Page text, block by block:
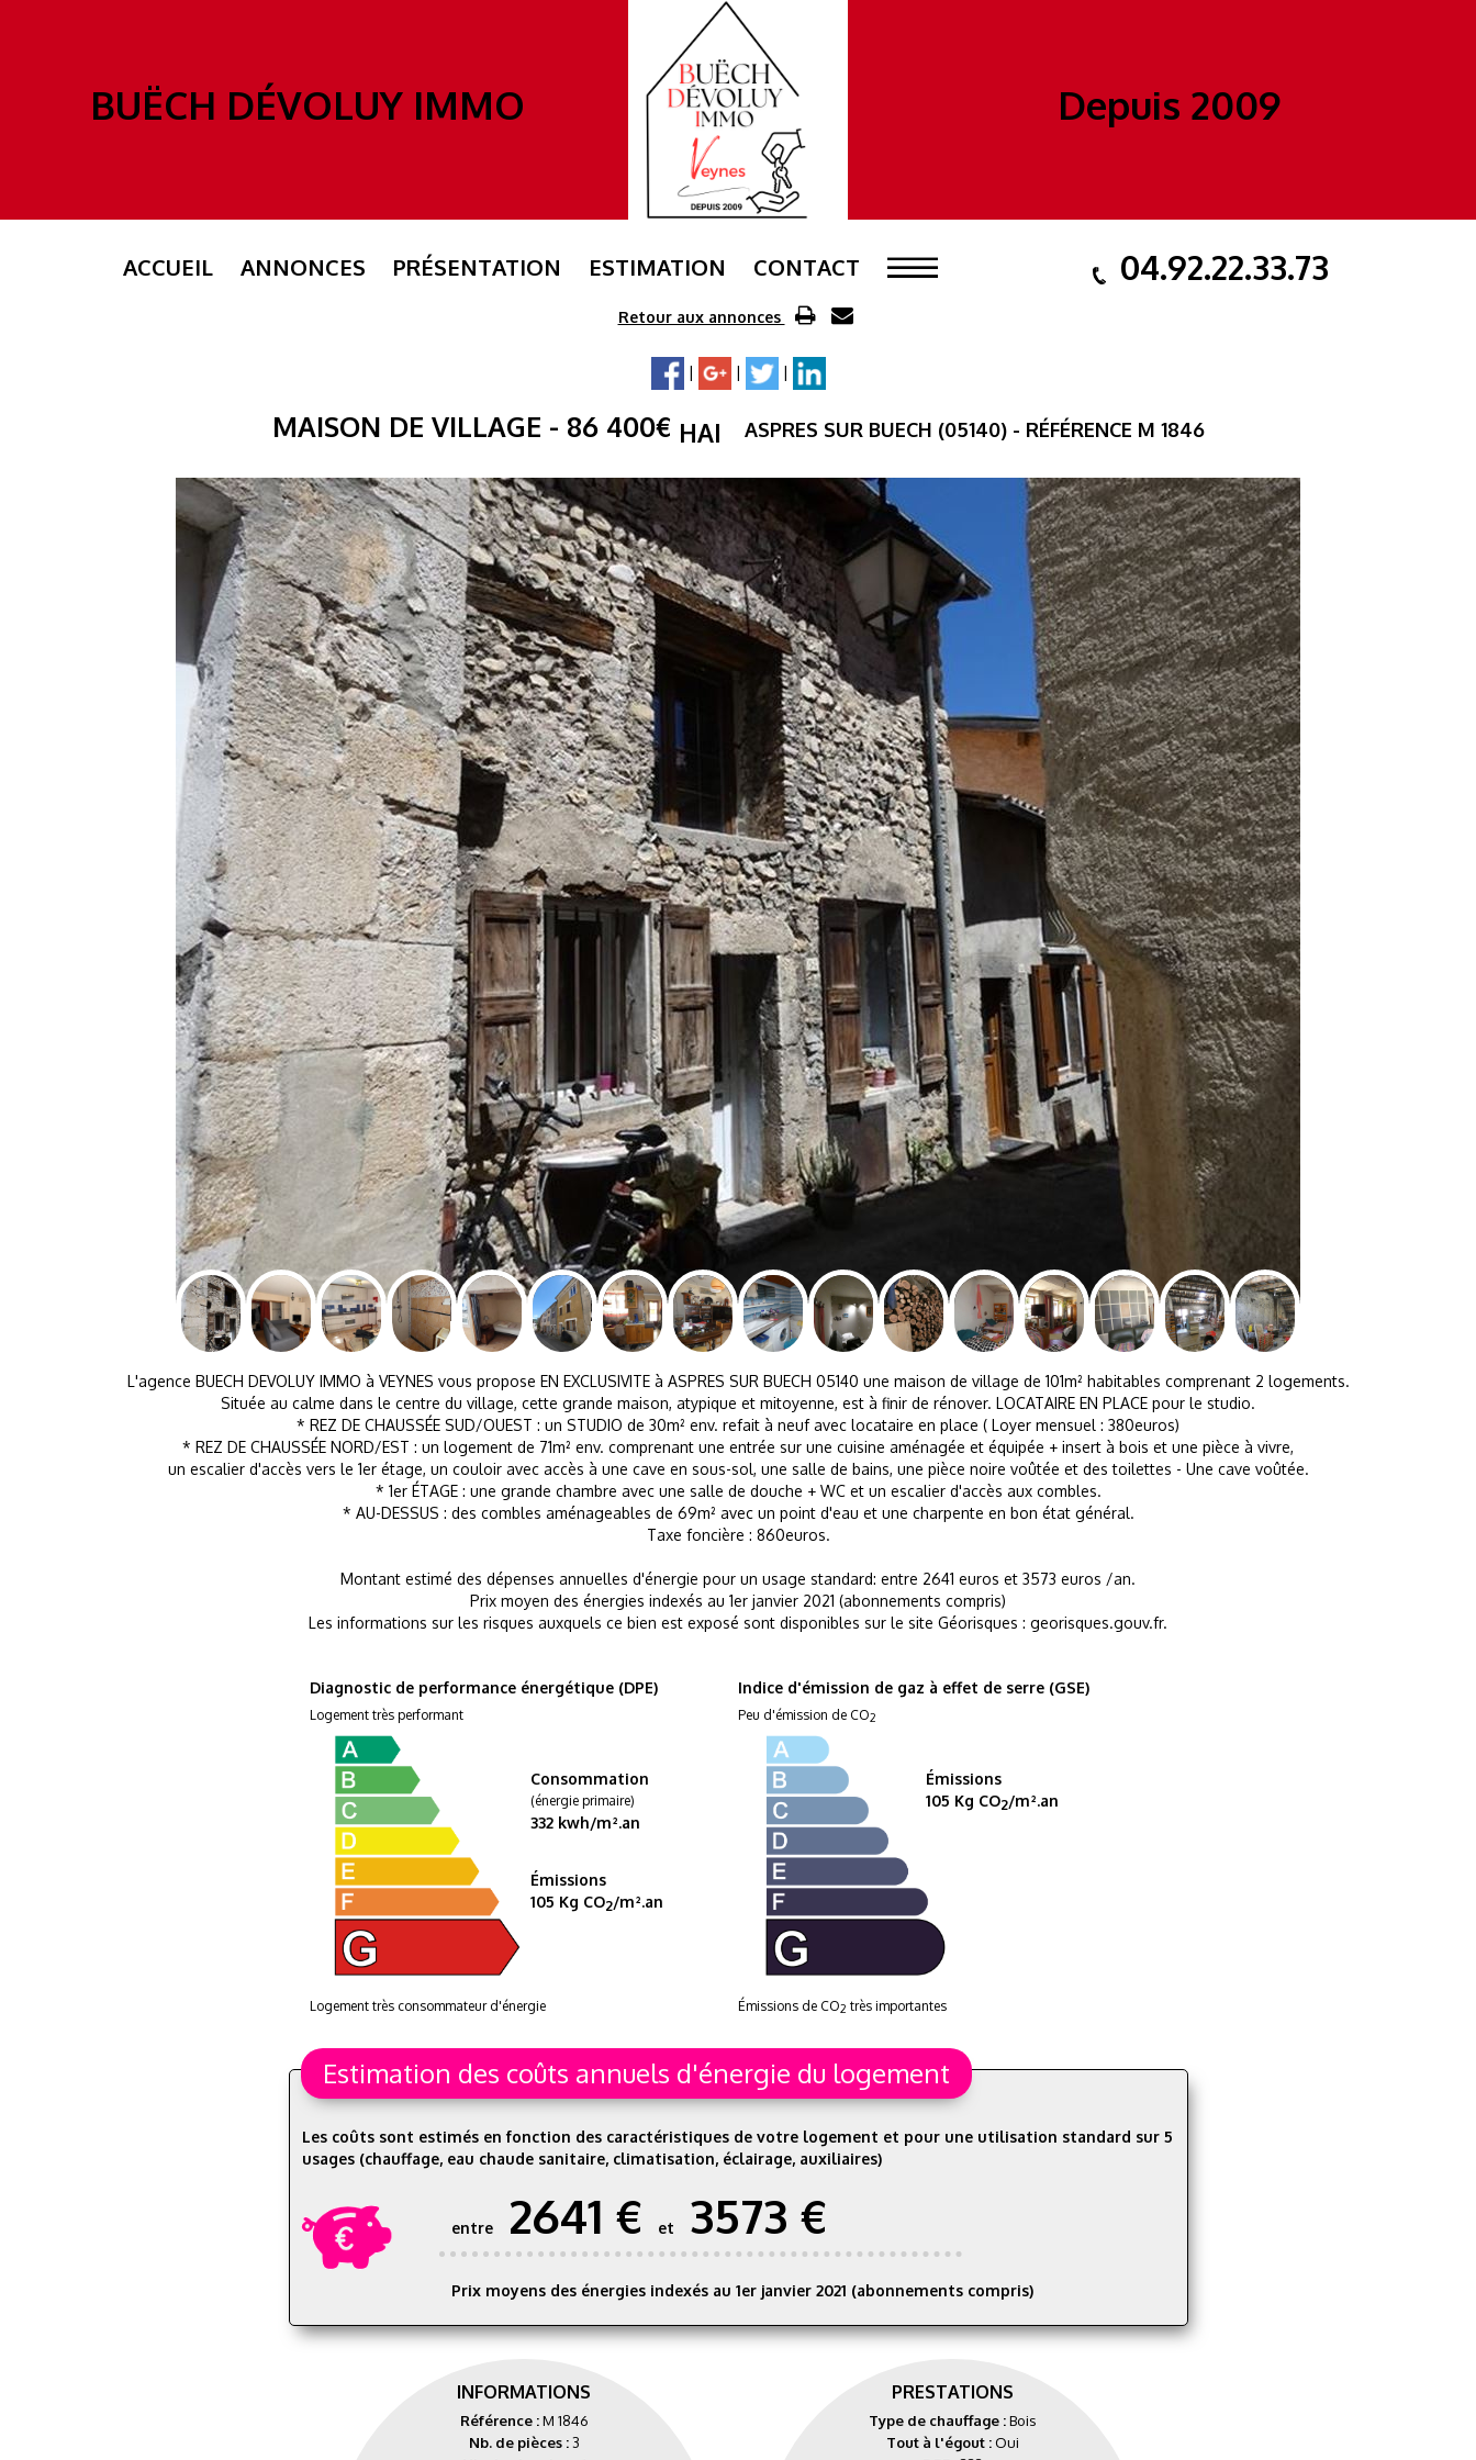
BUËCH DÉVOLUY IMMO Depuis 2009
ACCUEIL ANNONCES PRÉSENTATION ESTIMATION CONTACT 04.92.22.33.73
Retour aux annonces
| | |
MAISON DE VILLAGE - 86 400€ HAI ASPRES SUR BUECH (05140) - RÉFÉRENCE M 1846
L'agence BUECH DEVOLUY IMMO à VEYNES vous propose EN EXCLUSIVITE à ASPRES SUR BUECH 05140 une maison de village de 101m² habitables comprenant 2 logements.
Située au calme dans le centre du village, cette grande maison, atypique et mitoyenne, est à finir de rénover. LOCATAIRE EN PLACE pour le studio.
* REZ DE CHAUSSÉE SUD/OUEST : un STUDIO de 30m² env. refait à neuf avec locataire en place ( Loyer mensuel : 380euros)
* REZ DE CHAUSSÉE NORD/EST : un logement de 71m² env. comprenant une entrée sur une cuisine aménagée et équipée + insert à bois et une pièce à vivre,
un escalier d'accès vers le 1er étage, un couloir avec accès à une cave en sous-sol, une salle de bains, une pièce noire voûtée et des toilettes - Une cave voûtée.
* 1er ÉTAGE : une grande chambre avec une salle de douche + WC et un escalier d'accès aux combles.
* AU-DESSUS : des combles aménageables de 69m² avec un point d'eau et une charpente en bon état général.
Taxe foncière : 860euros.
Montant estimé des dépenses annuelles d'énergie pour un usage standard: entre 2641 euros et 3573 euros /an.
Prix moyen des énergies indexés au 1er janvier 2021 (abonnements compris)
Les informations sur les risques auxquels ce bien est exposé sont disponibles sur le site Géorisques : georisques.gouv.fr.
Diagnostic de performance énergétique (DPE)
Logement très performant
Logement très consommateur d'énergie
Consommation
(énergie primaire)
332 kwh/m².an
Émissions
105 Kg CO2/m².an
Indice d'émission de gaz à effet de serre (GSE)
Peu d'émission de CO2
Émissions de CO2 très importantes
Émissions
105 Kg CO2/m².an
Estimation des coûts annuels d'énergie du logement
Les coûts sont estimés en fonction des caractéristiques de votre logement et pour une utilisation standard sur 5
usages (chauffage, eau chaude sanitaire, climatisation, éclairage, auxiliaires)
entre 2641 € et 3573 €
Prix moyens des énergies indexés au 1er janvier 2021 (abonnements compris)
INFORMATIONS
Référence :M 1846
Nb. de pièces :3
PRESTATIONS
Type de chauffage :Bois
Tout à l'égout :Oui